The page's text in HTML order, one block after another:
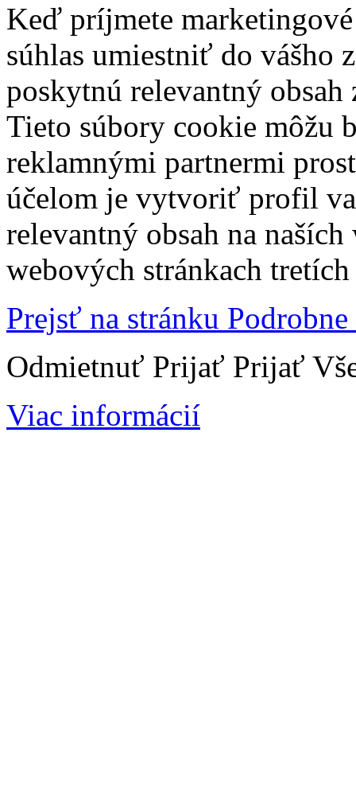
Keď príjmete
súhlas umiestniť do vášho
poskytnú relevantný
Tieto súbory cookie môžu
reklamnými partnermi
účelom je vytvoriť profil
relevantný obsah na
webových stránkach tretích
Prejsť na stránku
Odmietnuť Prijať Prijať
Viac informácií